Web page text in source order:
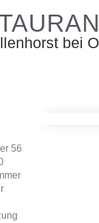
bei
56